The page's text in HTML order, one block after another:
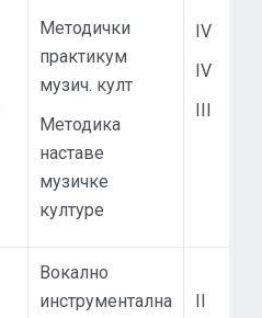
Методички
практикум
музич. култ
Методика
наставе
музичке
културе
IV
IV
III
Вокално
инструментална
II